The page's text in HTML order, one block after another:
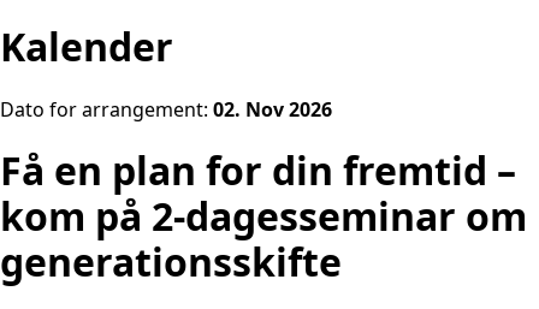
Kalender
Dato for arrangement: 02. Nov 2026
Få en plan for din fremtid –
kom på 2-dagesseminar om
generationsskifte